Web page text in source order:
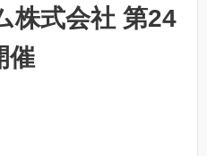
株式会社 第24
催